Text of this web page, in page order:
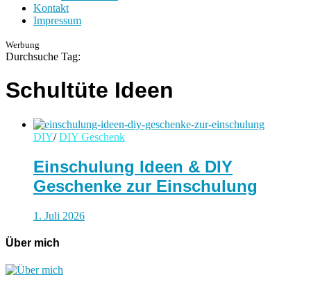
Kontakt
Impressum
Werbung
Durchsuche Tag:
Schultüte Ideen
DIY/ DIY Geschenk
Einschulung Ideen & DIY
Geschenke zur Einschulung
1. Juli 2026
Über mich